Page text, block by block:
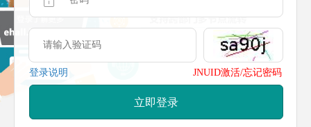
登录说明 JNUID激活/忘记密码
立即登录